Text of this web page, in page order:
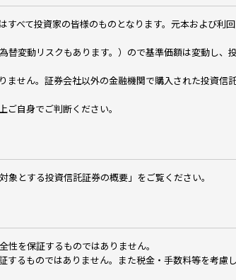
べて投資家の皆様のものとなります。元本および利
変動リスクもあります。）ので基準価額は変動し、
せん。証券会社以外の金融機関で購入された投資信
自身でご判断ください。
とする投資信託証券の概要」をご覧ください。
を保証するものではありません。
るものではありません。また税金・手数料等を考慮